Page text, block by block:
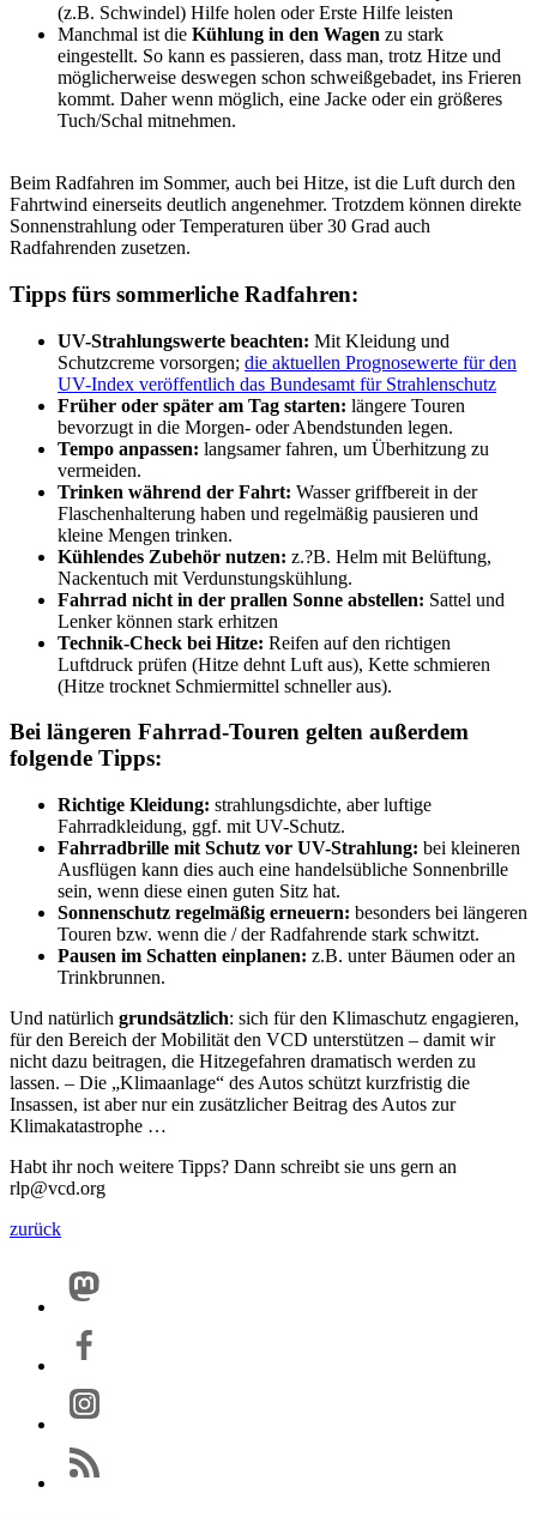
(z.B. Schwindel) Hilfe holen oder Erste Hilfe leisten
Manchmal ist die Kühlung in den Wagen zu stark
eingestellt. So kann es passieren, dass man, trotz Hitze und
möglicherweise deswegen schon schweißgebadet, ins Frieren
kommt. Daher wenn möglich, eine Jacke oder ein größeres
Tuch/Schal mitnehmen.
Beim Radfahren im Sommer, auch bei Hitze, ist die Luft durch den
Fahrtwind einerseits deutlich angenehmer. Trotzdem können direkte
Sonnenstrahlung oder Temperaturen über 30 Grad auch
Radfahrenden zusetzen.
Tipps fürs sommerliche Radfahren:
UV-Strahlungswerte beachten: Mit Kleidung und
Schutzcreme vorsorgen; die aktuellen Prognosewerte für den
UV-Index veröffentlich das Bundesamt für Strahlenschutz
Früher oder später am Tag starten: längere Touren
bevorzugt in die Morgen- oder Abendstunden legen.
Tempo anpassen: langsamer fahren, um Überhitzung zu
vermeiden.
Trinken während der Fahrt: Wasser griffbereit in der
Flaschenhalterung haben und regelmäßig pausieren und
kleine Mengen trinken.
Kühlendes Zubehör nutzen: z.?B. Helm mit Belüftung,
Nackentuch mit Verdunstungskühlung.
Fahrrad nicht in der prallen Sonne abstellen: Sattel und
Lenker können stark erhitzen
Technik-Check bei Hitze: Reifen auf den richtigen
Luftdruck prüfen (Hitze dehnt Luft aus), Kette schmieren
(Hitze trocknet Schmiermittel schneller aus).
Bei längeren Fahrrad-Touren gelten außerdem
folgende Tipps:
Richtige Kleidung: strahlungsdichte, aber luftige
Fahrradkleidung, ggf. mit UV-Schutz.
Fahrradbrille mit Schutz vor UV-Strahlung: bei kleineren
Ausflügen kann dies auch eine handelsübliche Sonnenbrille
sein, wenn diese einen guten Sitz hat.
Sonnenschutz regelmäßig erneuern: besonders bei längeren
Touren bzw. wenn die / der Radfahrende stark schwitzt.
Pausen im Schatten einplanen: z.B. unter Bäumen oder an
Trinkbrunnen.
Und natürlich grundsätzlich: sich für den Klimaschutz engagieren,
für den Bereich der Mobilität den VCD unterstützen – damit wir
nicht dazu beitragen, die Hitzegefahren dramatisch werden zu
lassen. – Die „Klimaanlage“ des Autos schützt kurzfristig die
Insassen, ist aber nur ein zusätzlicher Beitrag des Autos zur
Klimakatastrophe …
Habt ihr noch weitere Tipps? Dann schreibt sie uns gern an
rlp@vcd.org
zurück